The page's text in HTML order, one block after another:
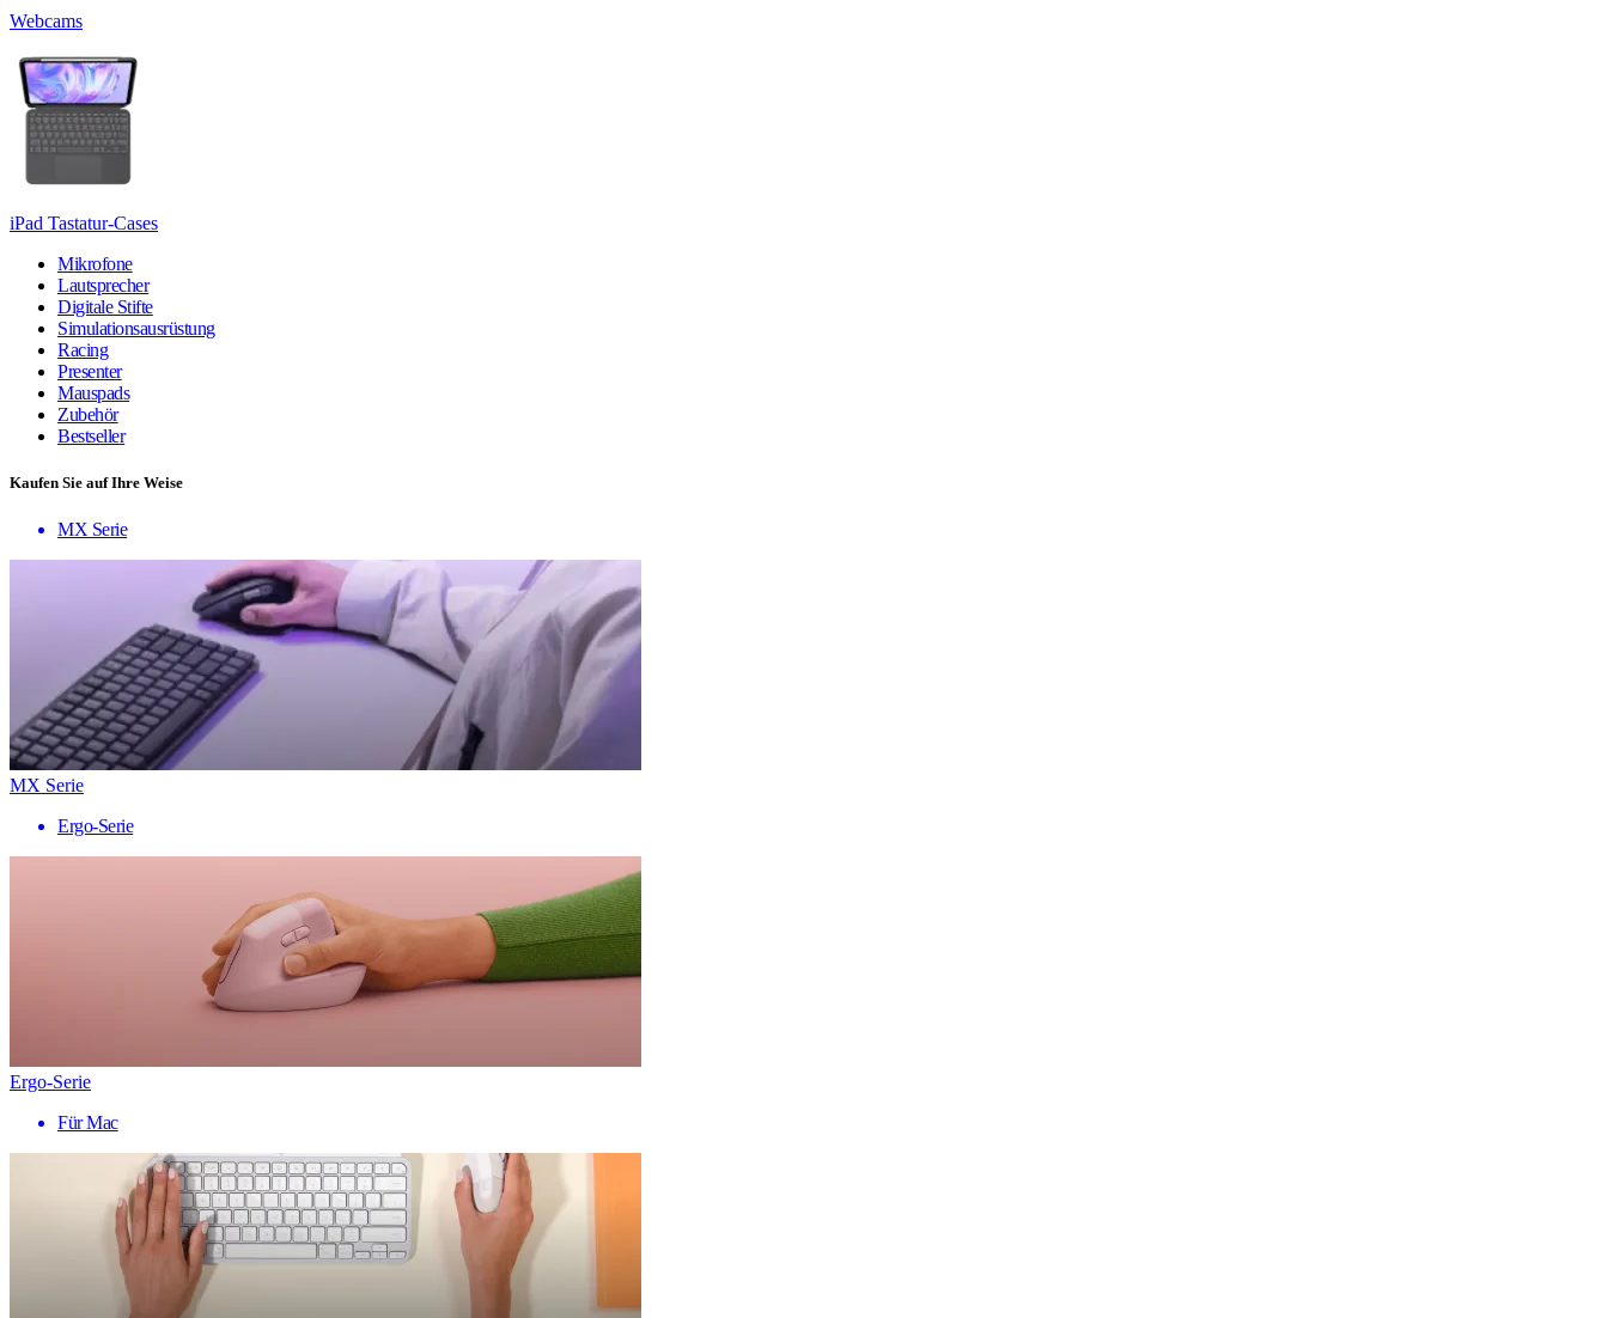
Webcams
iPad Tastatur-Cases
Mikrofone
Lautsprecher
Digitale Stifte
Simulationsausrüstung
Racing
Presenter
Mauspads
Zubehör
Bestseller
Kaufen Sie auf Ihre Weise
MX Serie
MX Serie
Ergo-Serie
Ergo-Serie
Für Mac